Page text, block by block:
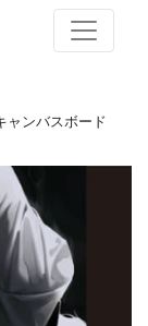
ャンバスボード